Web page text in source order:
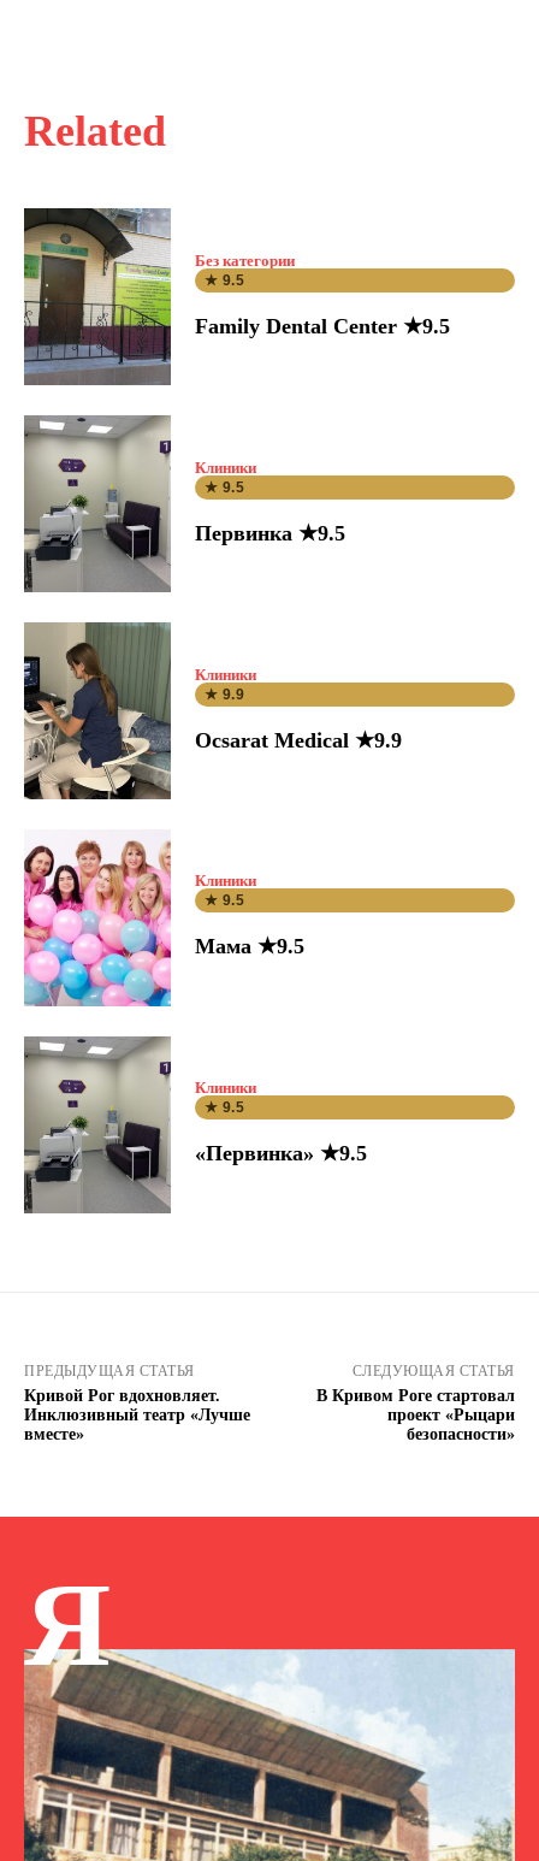
Related
Без категории
★ 9.5
Family Dental Center ★9.5
Клиники
★ 9.5
Первинка ★9.5
Клиники
★ 9.9
Ocsarat Medical ★9.9
Клиники
★ 9.5
Мама ★9.5
Клиники
★ 9.5
«Первинка» ★9.5
ПРЕДЫДУЩАЯ СТАТЬЯ
Кривой Рог вдохновляет.
Инклюзивный театр «Лучше
вместе»
СЛЕДУЮЩАЯ СТАТЬЯ
В Кривом Роге стартовал
проект «Рыцари
безопасности»
Я